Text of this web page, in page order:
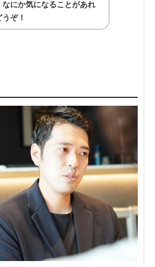
なにか気になることがあれ
ぞ！